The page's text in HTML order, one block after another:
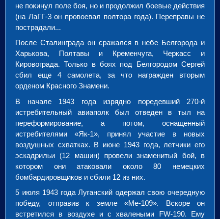
не покинул поле боя, но и продолжил боевые действия
(на ЛаГГ-3 он провоевал полтора года). Переправы не
пострадали...
После Сталинграда он сражался в небе Белгорода и
Харькова, Полтавы и Кременчуга, Черкасс и
Кировограда. Только в боях под Белгородом Сергей
сбил еще 4 самолета, за что награжден вторым
орденом Красного Знамени.
В начале 1943 года изрядно поредевший 270-й
истребительный авиаполк был отведен в тыл на
переформирование, а потом, оснащенный
истребителями «Як-1», принял участие в новых
воздушных схватках. В июне 1943 года, летчики его
эскадрильи (12 машин) провели знаменитый бой, в
котором они атаковали около 80 немецких
бомбардировщиков и сбили 12 из них.
5 июля 1943 года Луганский одержал свою очередную
победу, отправив к земле «Ме-109». Вскоре он
встретился в воздухе и с хвалеными FW-190. Ему